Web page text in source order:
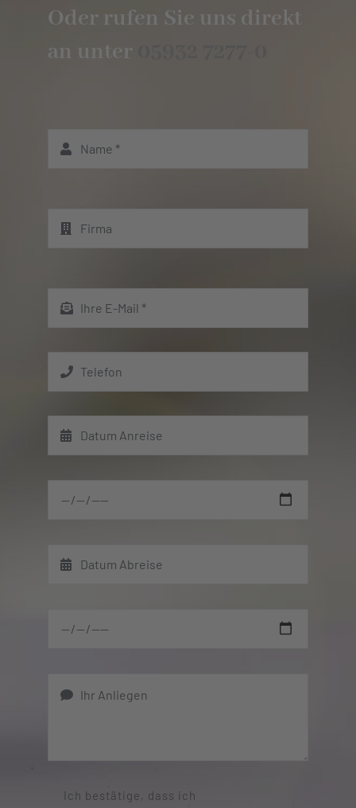
Oder rufen Sie uns direkt
an unter
Ich bestätige, dass ich